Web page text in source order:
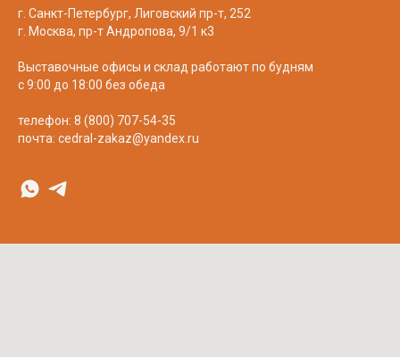
г. Санкт-Петербург, Лиговский пр-т, 252
г. Москва, пр-т Андропова, 9/1 к3
Выставочные офисы и склад работают по будням
с 9:00 до 18:00 без обеда
телефон: 8 (800) 707-54-35
почта: cedral-zakaz@yandex.ru